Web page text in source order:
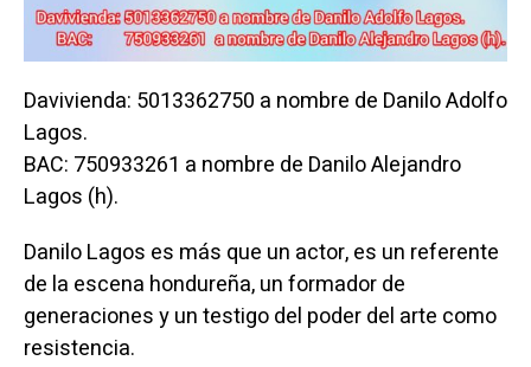
Davivienda: 5013362750 a nombre de Danilo Adolfo
Lagos.
BAC: 750933261 a nombre de Danilo Alejandro
Lagos (h).
Danilo Lagos es más que un actor, es un referente
de la escena hondureña, un formador de
generaciones y un testigo del poder del arte como
resistencia.